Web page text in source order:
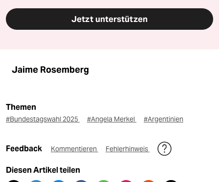
Jetzt unterstützen
Jaime Rosemberg
Themen
#Bundestagswahl 2025 #Angela Merkel #Argentinien
Feedback Kommentieren Fehlerhinweis
Diesen Artikel teilen